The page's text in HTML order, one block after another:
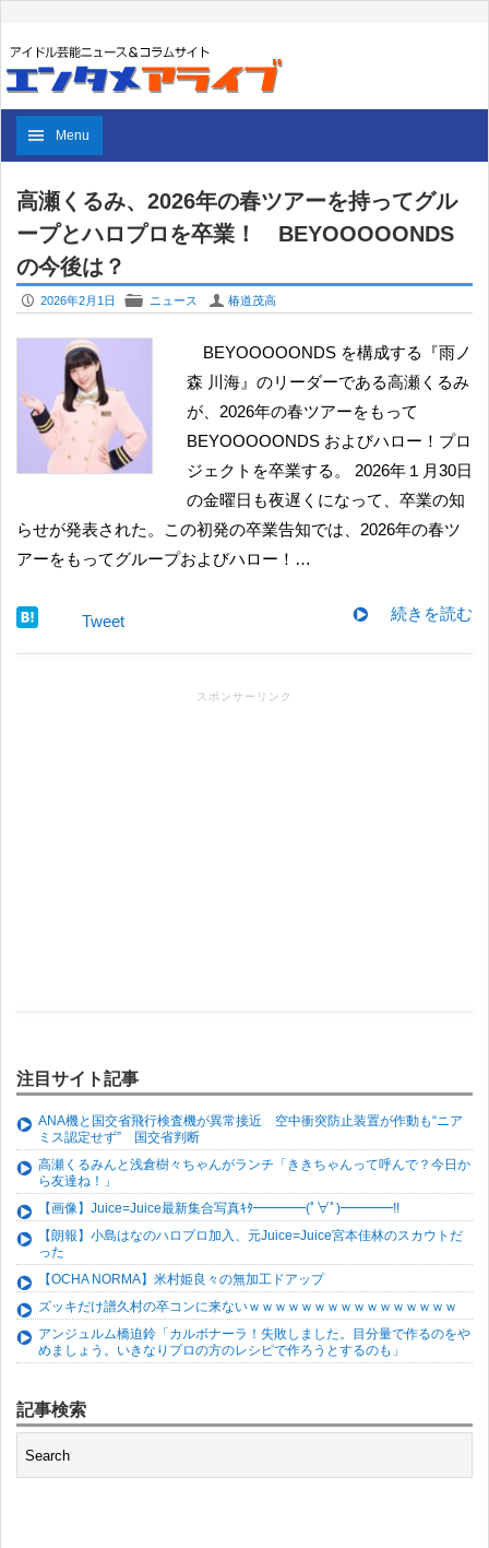
Menu
高瀬くるみ、2026年の春ツアーを持ってグル
ープとハロプロを卒業！ BEYOOOOONDS
の今後は？
P 2026年2月1日 F ニュース U 椿道茂高
BEYOOOOONDS を構成する『雨ノ
森 川海』のリーダーである高瀬くるみ
が、2026年の春ツアーをもって
BEYOOOOONDS およびハロー！プロ
ジェクトを卒業する。 2026年１月30日
の金曜日も夜遅くになって、卒業の知
らせが発表された。この初発の卒業告知では、2026年の春ツ
アーをもってグループおよびハロー！…
続きを読む
Tweet
スポンサーリンク
注目サイト記事
ANA機と国交省飛行検査機が異常接近 空中衝突防止装置が作動も“ニア
ミス認定せず” 国交省判断
高瀬くるみんと浅倉樹々ちゃんがランチ「ききちゃんって呼んで？今日か
ら友達ね！」
【画像】Juice=Juice最新集合写真ｷﾀ━━━━(ﾟ∀ﾟ)━━━━!!
【朗報】小島はなのハロプロ加入、元Juice=Juice宮本佳林のスカウトだ
った
【OCHA NORMA】米村姫良々の無加工ドアップ
ズッキだけ譜久村の卒コンに来ないｗｗｗｗｗｗｗｗｗｗｗｗｗｗｗｗ
アンジュルム橋迫鈴「カルボナーラ！失敗しました。目分量で作るのをや
めましょう。いきなりプロの方のレシピで作ろうとするのも」
記事検索